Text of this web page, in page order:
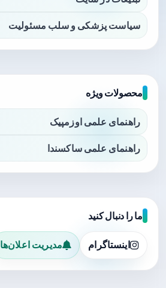
سیاست پزشکی و سلب مسئولیت
محصولات ویژه
راهنمای علمی اوزمپیک
راهنمای علمی ساکسندا
ما را دنبال کنید
اینستاگرام مدیریت اعلان‌ها